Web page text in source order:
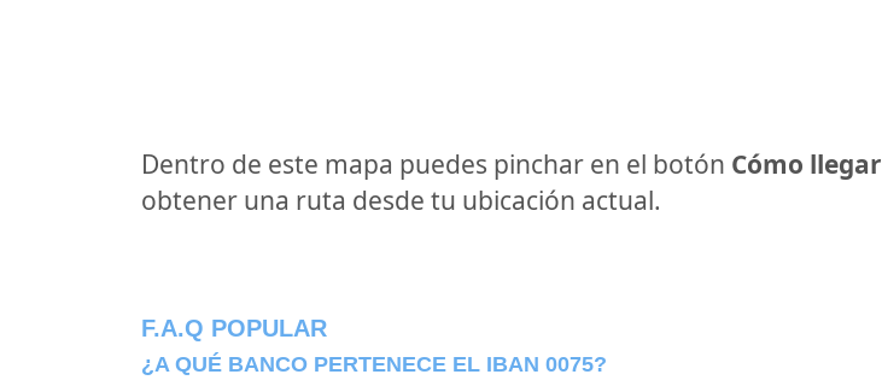
Dentro de este mapa puedes pinchar en el botón Cómo llegar
obtener una ruta desde tu ubicación actual.
F.A.Q POPULAR
¿A QUÉ BANCO PERTENECE EL IBAN 0075?